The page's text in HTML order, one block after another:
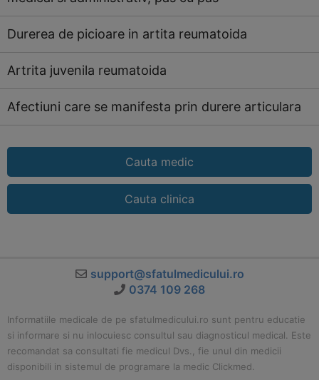
Durerea de picioare in artita reumatoida
Artrita juvenila reumatoida
Afectiuni care se manifesta prin durere articulara
Cauta medic
Cauta clinica
support@sfatulmedicului.ro
0374 109 268
Informatiile medicale de pe sfatulmedicului.ro sunt pentru educatie
si informare si nu inlocuiesc consultul sau diagnosticul medical. Este
recomandat sa consultati fie medicul Dvs., fie unul din medicii
disponibili in sistemul de programare la medic Clickmed.